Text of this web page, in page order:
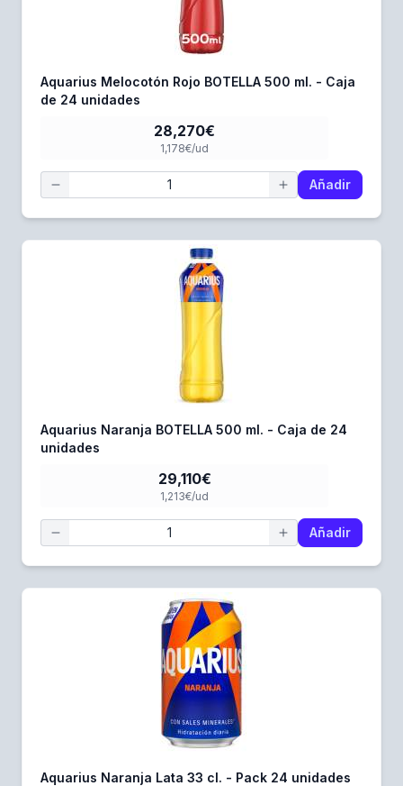
Aquarius Melocotón Rojo BOTELLA 500 ml. - Caja
de 24 unidades
28,270€
1,178€/ud
Añadir
Aquarius Naranja BOTELLA 500 ml. - Caja de 24
unidades
29,110€
1,213€/ud
Añadir
Aquarius Naranja Lata 33 cl. - Pack 24 unidades